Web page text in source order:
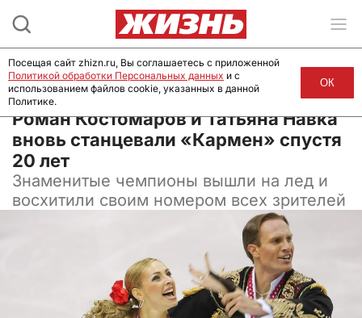
01 апреля 2026, 09:37
Роман Костомаров и Татьяна Навка
вновь станцевали «Кармен» спустя
20 лет
Знаменитые чемпионы вышли на лед и
восхитили своим номером всех зрителей
Посещая сайт zhizn.ru, Вы соглашаетесь с приложенной
Политикой обработки Персональных данных и с
использованием файлов cookie, указанных в данной
Политике.
ОК